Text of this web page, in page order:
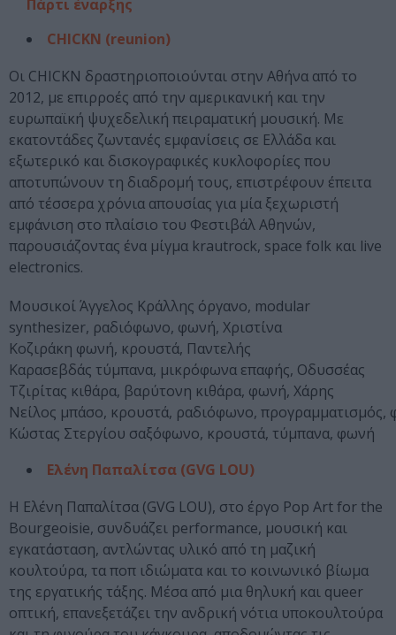
Πάρτι έναρξης
CHICKN (reunion)
Οι CHICKN δραστηριοποιούνται στην Αθήνα από το
2012, με επιρροές από την αμερικανική και την
ευρωπαϊκή ψυχεδελική πειραματική μουσική. Με
εκατοντάδες ζωντανές εμφανίσεις σε Ελλάδα και
εξωτερικό και δισκογραφικές κυκλοφορίες που
αποτυπώνουν τη διαδρομή τους, επιστρέφουν έπειτα
από τέσσερα χρόνια απουσίας για μία ξεχωριστή
εμφάνιση στο πλαίσιο του Φεστιβάλ Αθηνών,
παρουσιάζοντας ένα μίγμα krautrock, space folk και live
electronics.
Μουσικοί Άγγελος Κράλλης όργανο, modular
synthesizer, ραδιόφωνο, φωνή, Χριστίνα
Κοζιράκη φωνή, κρουστά, Παντελής
Καρασεβδάς τύμπανα, μικρόφωνα επαφής, Οδυσσέας
Τζιρίτας κιθάρα, βαρύτονη κιθάρα, φωνή, Χάρης
Νείλος μπάσο, κρουστά, ραδιόφωνο, προγραμματισμός,
Κώστας Στεργίου σαξόφωνο, κρουστά, τύμπανα, φωνή
Ελένη Παπαλίτσα (GVG LOU)
Η Ελένη Παπαλίτσα (GVG LOU), στο έργο Pop Art for the
Bourgeoisie, συνδυάζει performance, μουσική και
εγκατάσταση, αντλώντας υλικό από τη μαζική
κουλτούρα, τα ποπ ιδιώματα και το κοινωνικό βίωμα
της εργατικής τάξης. Μέσα από μια θηλυκή και queer
οπτική, επανεξετάζει την ανδρική νότια υποκουλτούρα